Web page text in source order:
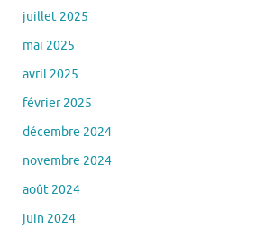
juillet 2025
mai 2025
avril 2025
février 2025
décembre 2024
novembre 2024
août 2024
juin 2024